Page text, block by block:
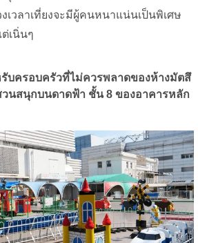
เวลาเที่ยงจะมีผู้คนหนาแน่นเป็นพิเศษ
เนิ่นๆ
บครอบครัวที่ไม่ควรพลาดของห้างมัตสึ
วนสนุกบนดาดฟ้า ชั้น 8 ของอาคารหลัก